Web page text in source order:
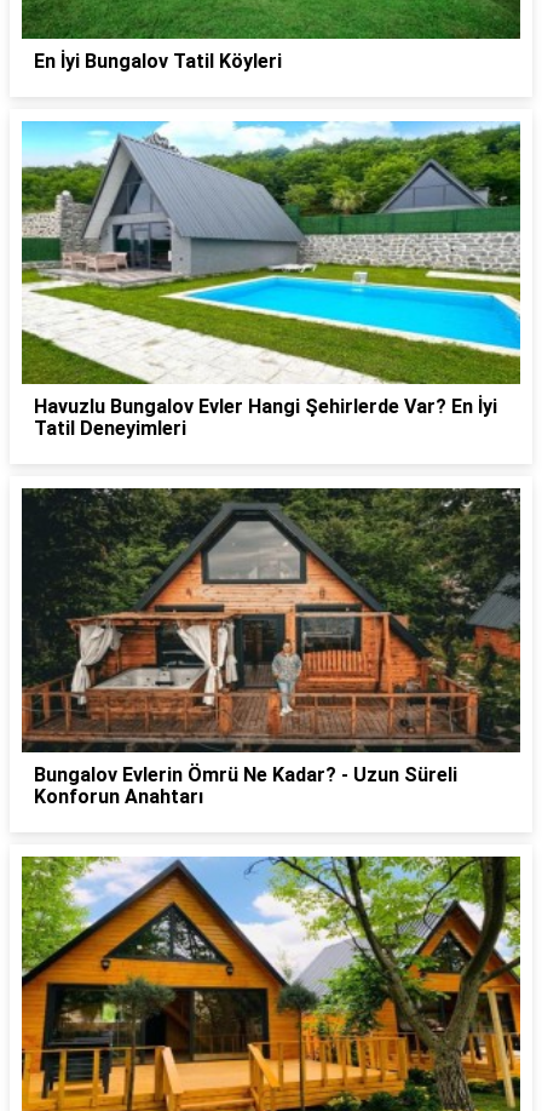
En İyi Bungalov Tatil Köyleri
Havuzlu Bungalov Evler Hangi Şehirlerde Var? En İyi
Tatil Deneyimleri
Bungalov Evlerin Ömrü Ne Kadar? - Uzun Süreli
Konforun Anahtarı